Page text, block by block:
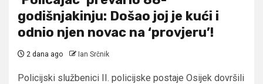
godišnjakinju: Došao joj je kući i
odnio njen novac na ‘provjeru’!
2 dana ago Ian Srčnik
Policijski službenici II. policijske postaje Osijek dovršili